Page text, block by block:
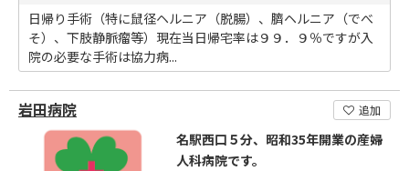
日帰り手術（特に鼠径ヘルニア（脱腸）、臍ヘルニア（でべ
そ）、下肢静脈瘤等）現在当日帰宅率は９９．９％ですが入
院の必要な手術は協力病...
岩田病院 追加
名駅西口５分、昭和35年開業の産婦
人科病院です。